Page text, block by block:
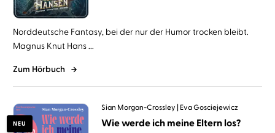
Norddeutsche Fantasy, bei der nur der Humor trocken bleibt.
Magnus Knut Hans ...
Zum Hörbuch
NEU
Sian Morgan-Crossley Eva Gosciejewicz
Wie werde ich meine Eltern los?